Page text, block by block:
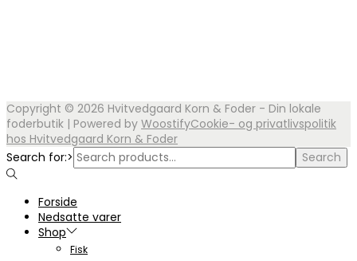
Copyright © 2026 Hvitvedgaard Korn & Foder - Din lokale
foderbutik | Powered by WoostifyCookie- og privatlivspolitik
hos Hvitvedgaard Korn & Foder
Search for:>
Search
Forside
Nedsatte varer
Shop
Fisk